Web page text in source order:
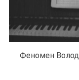
Феномен